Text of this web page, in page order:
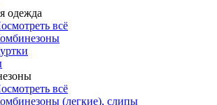
одежда
всё
всё
(легкие), слипы